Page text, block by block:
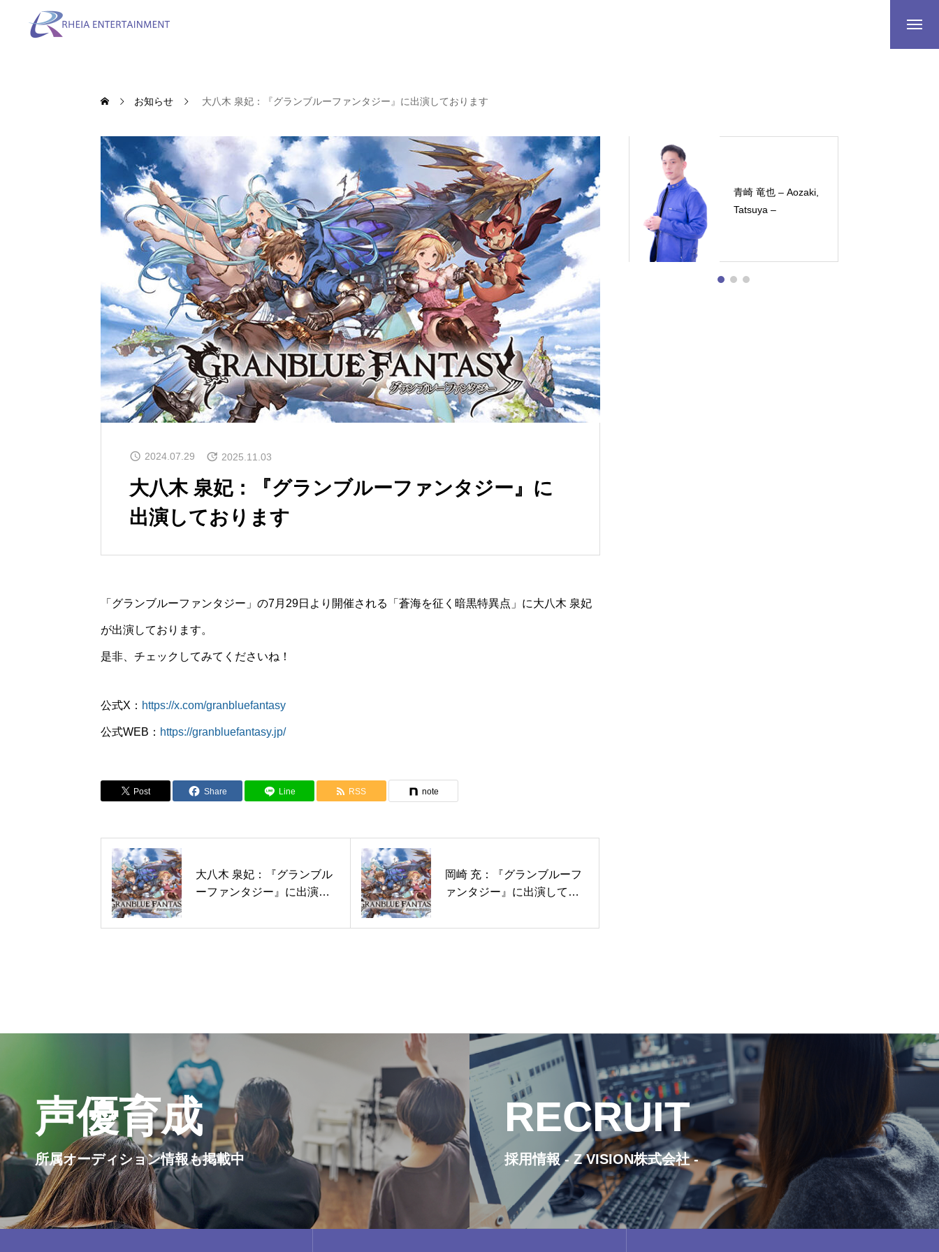
SCHOOL
CONTACT
お問い合わせ
お知らせ 大八木 泉妃：『グランブルーファンタジー』に出演しております
2024.07.29 2025.11.03
大八木 泉妃：『グランブルーファンタジー』に
出演しております
「グランブルーファンタジー」の7月29日より開催される「蒼海を征く暗黒特異点」に大八木 泉妃
が出演しております。
是非、チェックしてみてくださいね！
公式X： https://x.com/granbluefantasy
公式WEB： https://granbluefantasy.jp/
Post Share Line RSS note
大八木 泉妃：『グランブル
ーファンタジー』に出演し
岡崎 充：『グランブルーフ
ァンタジー』に出演してお
青崎 竜也 – Aozaki,
Tatsuya –
大八木 泉妃 –
OHYAGI, Mizuki –
声優育成
所属オーディション情報も掲載中
RECRUIT
採用情報 - Z VISION株式会社 -